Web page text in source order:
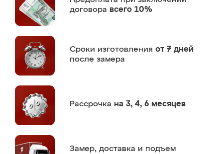
договора всего 10%
Сроки изготовления от 7 дней
после замера
Рассрочка на 3, 4, 6 месяцев
Замер, доставка и подъем